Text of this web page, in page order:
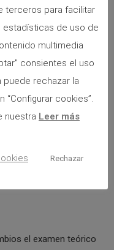
a manual: toda
necesitas
el examen teórico
terceros para facilitar
estadísticas de uso de
multimedia
consientes el uso
puede rechazar la
cookies”.
nuestra Leer más
Rechazar